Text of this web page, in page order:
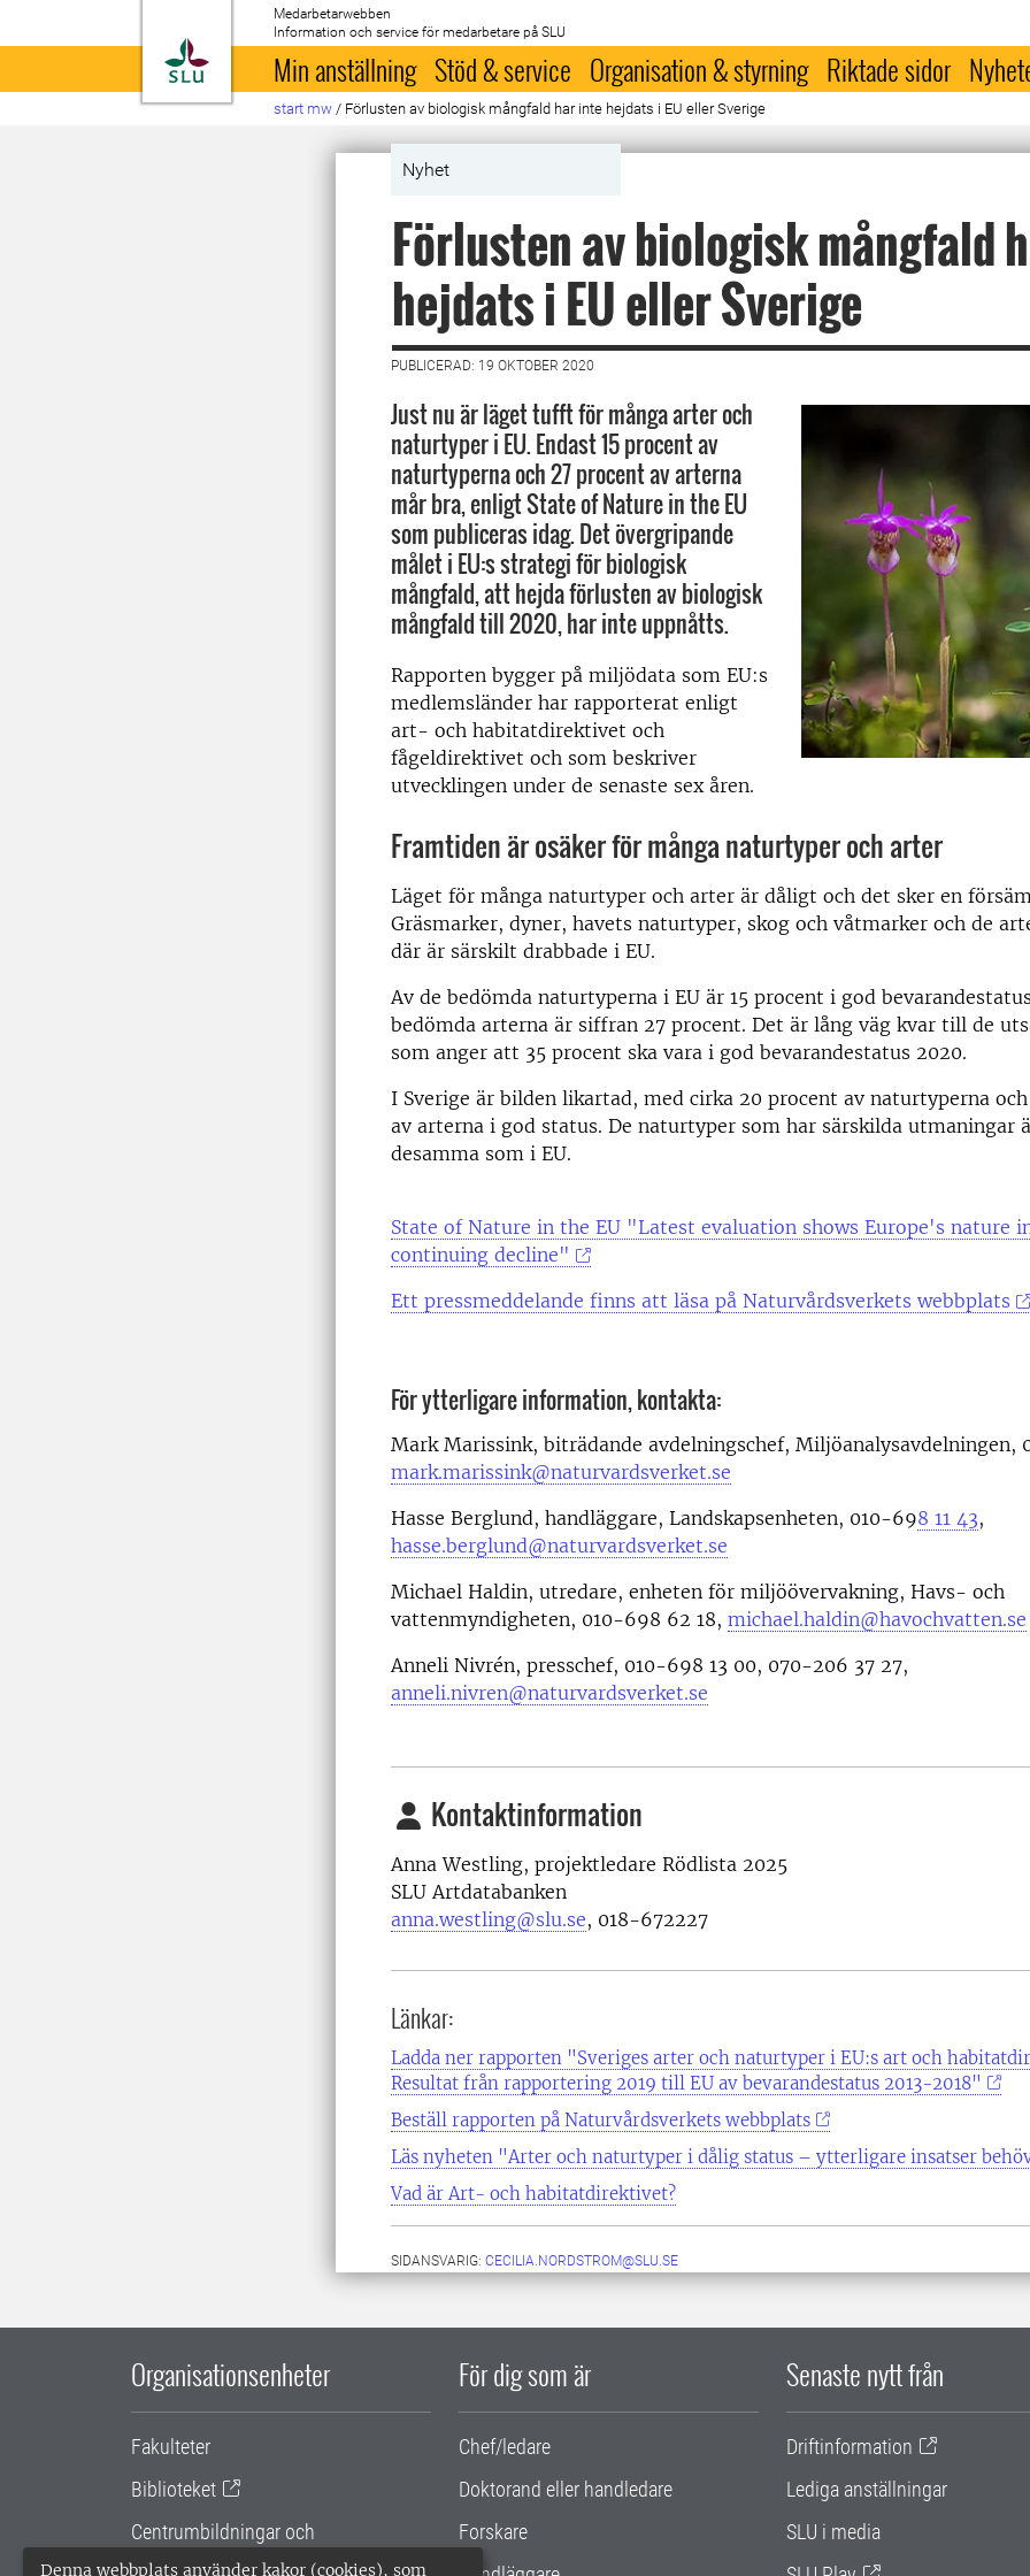
Denna webbplats använder kakor (cookies), som
Till startsida
Medarbetarwebben
Information och service för medarbetare på SLU
Min anställning Stöd & service Organisation & styrning Riktade sidor
start mw / Förlusten av biologisk mångfald har inte hejdats i EU eller Sverige
Nyhet
Förlusten av biologisk mångfald
hejdats i EU eller Sverige
PUBLICERAD: 19 OKTOBER 2020
Just nu är läget tufft för många arter och
naturtyper i EU. Endast 15 procent av
naturtyperna och 27 procent av arterna
mår bra, enligt State of Nature in the EU
som publiceras idag. Det övergripande
målet i EU:s strategi för biologisk
mångfald, att hejda förlusten av biologisk
mångfald till 2020, har inte uppnåtts.
Rapporten bygger på miljödata som EU:s
medlemsländer har rapporterat enligt
art- och habitatdirektivet och
fågeldirektivet och som beskriver
utvecklingen under de senaste sex åren.
Framtiden är osäker för många naturtyper och arter
Läget för många naturtyper och arter är dåligt och det sker en
Gräsmarker, dyner, havets naturtyper, skog och våtmarker och de
där är särskilt drabbade i EU.
Av de bedömda naturtyperna i EU är 15 procent i god
bedömda arterna är siffran 27 procent. Det är lång väg kvar till de
som anger att 35 procent ska vara i god bevarandestatus 2020.
I Sverige är bilden likartad, med cirka 20 procent av naturtyperna
av arterna i god status. De naturtyper som har särskilda utmaningar
desamma som i EU.
State of Nature in the EU "Latest evaluation shows Europe's nature
continuing decline"
Ett pressmeddelande finns att läsa på Naturvårdsverkets webbplats
För ytterligare information, kontakta:
Mark Marissink, biträdande avdelningschef, Miljöanalysavdelningen,
mark.marissink@naturvardsverket.se
Hasse Berglund, handläggare, Landskapsenheten, 010-698 11 43,
hasse.berglund@naturvardsverket.se
Michael Haldin, utredare, enheten för miljöövervakning, Havs- och
vattenmyndigheten, 010-698 62 18, michael.haldin@havochvatten.se
Anneli Nivrén, presschef, 010-698 13 00, 070-206 37 27,
anneli.nivren@naturvardsverket.se
Kontaktinformation
Anna Westling, projektledare Rödlista 2025
SLU Artdatabanken
anna.westling@slu.se, 018-672227
Länkar:
Ladda ner rapporten "Sveriges arter och naturtyper i EU:s art och
Resultat från rapportering 2019 till EU av bevarandestatus 2013-2018"
Beställ rapporten på Naturvårdsverkets webbplats
Läs nyheten "Arter och naturtyper i dålig status – ytterligare insatser
Vad är Art- och habitatdirektivet?
SIDANSVARIG: CECILIA.NORDSTROM@SLU.SE
Organisationsenheter
Fakulteter
Biblioteket
Centrumbildningar och
samarbetsprojekt
För dig som är
Chef/ledare
Doktorand eller handledare
Forskare
Senaste nytt från
Driftinformation
Lediga anställningar
SLU i media